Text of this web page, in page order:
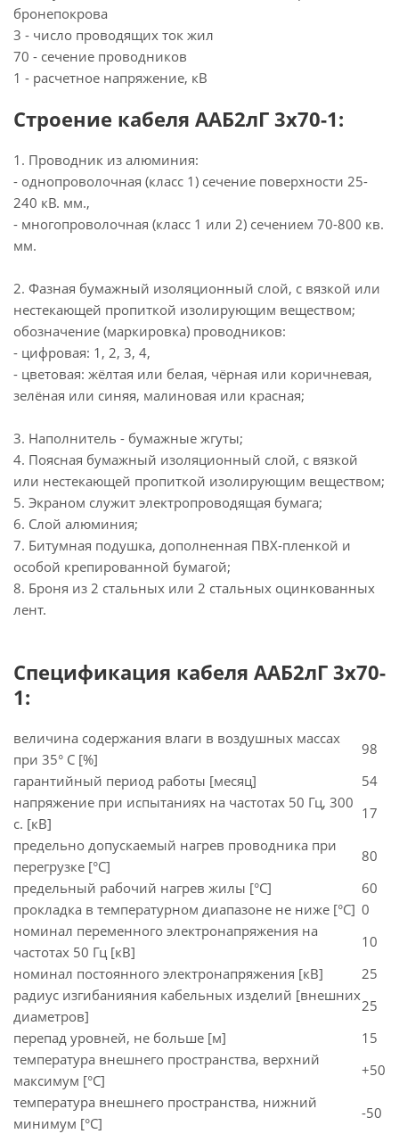
бронепокрова
3 - число проводящих ток жил
70 - сечение проводников
1 - расчетное напряжение, кВ
Строение кабеля ААБ2лГ 3х70-1:
1. Проводник из алюминия:
- однопроволочная (класс 1) сечение поверхности 25-
240 кВ. мм.,
- многопроволочная (класс 1 или 2) сечением 70-800 кв.
мм.
2. Фазная бумажный изоляционный слой, с вязкой или
нестекающей пропиткой изолирующим веществом;
обозначение (маркировка) проводников:
- цифровая: 1, 2, 3, 4,
- цветовая: жёлтая или белая, чёрная или коричневая,
зелёная или синяя, малиновая или красная;
3. Наполнитель - бумажные жгуты;
4. Поясная бумажный изоляционный слой, с вязкой
или нестекающей пропиткой изолирующим веществом;
5. Экраном служит электропроводящая бумага;
6. Слой алюминия;
7. Битумная подушка, дополненная ПВХ-пленкой и
особой крепированной бумагой;
8. Броня из 2 стальных или 2 стальных оцинкованных
лент.
Спецификация кабеля ААБ2лГ 3х70-
1:
величина содержания влаги в воздушных массах
при 35° C [%]
98
гарантийный период работы [месяц]
54
напряжение при испытаниях на частотах 50 Гц, 300
с. [кВ]
17
предельно допускаемый нагрев проводника при
перегрузке [°С]
80
предельный рабочий нагрев жилы [°С]
60
прокладка в температурном диапазоне не ниже [°C] 0
номинал переменного электронапряжения на
частотах 50 Гц [кВ]
10
номинал постоянного электронапряжения [кВ]
25
радиус изгибанияния кабельных изделий [внешних
диаметров]
25
перепад уровней, не больше [м]
15
температура внешнего пространства, верхний
максимум [°C]
+50
температура внешнего пространства, нижний
минимум [°C]
-50